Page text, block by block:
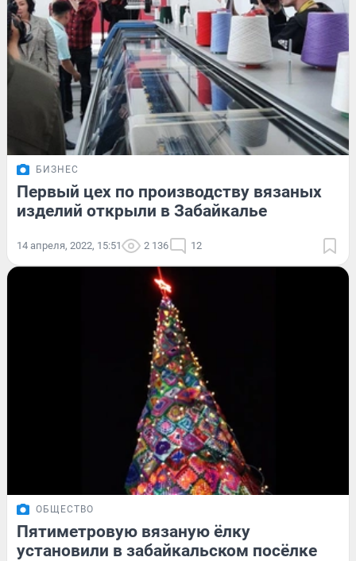
БИЗНЕС
Первый цех по производству вязаных
изделий открыли в Забайкалье
14 апреля, 2022, 15:51 2 136 12
ОБЩЕСТВО
Пятиметровую вязаную ёлку
установили в забайкальском посёлке